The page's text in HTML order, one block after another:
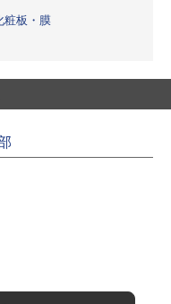
粧板・膜